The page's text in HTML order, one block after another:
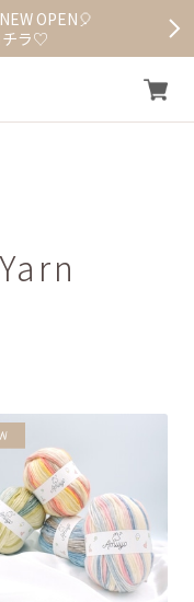
OPEN🎈
チラ♡